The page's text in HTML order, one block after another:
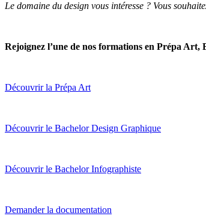
Le domaine du design vous intéresse ? Vous
Rejoignez l’une de nos formations en Prépa
Découvrir la Prépa Art
Découvrir le Bachelor Design Graphique
Découvrir le Bachelor Infographiste
Demander la documentation